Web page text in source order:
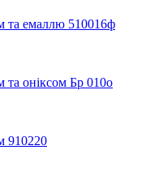
та емаллю 510016ф
та оніксом Бр 010о
910220